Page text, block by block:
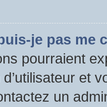
je pas me
pourraient
et
un